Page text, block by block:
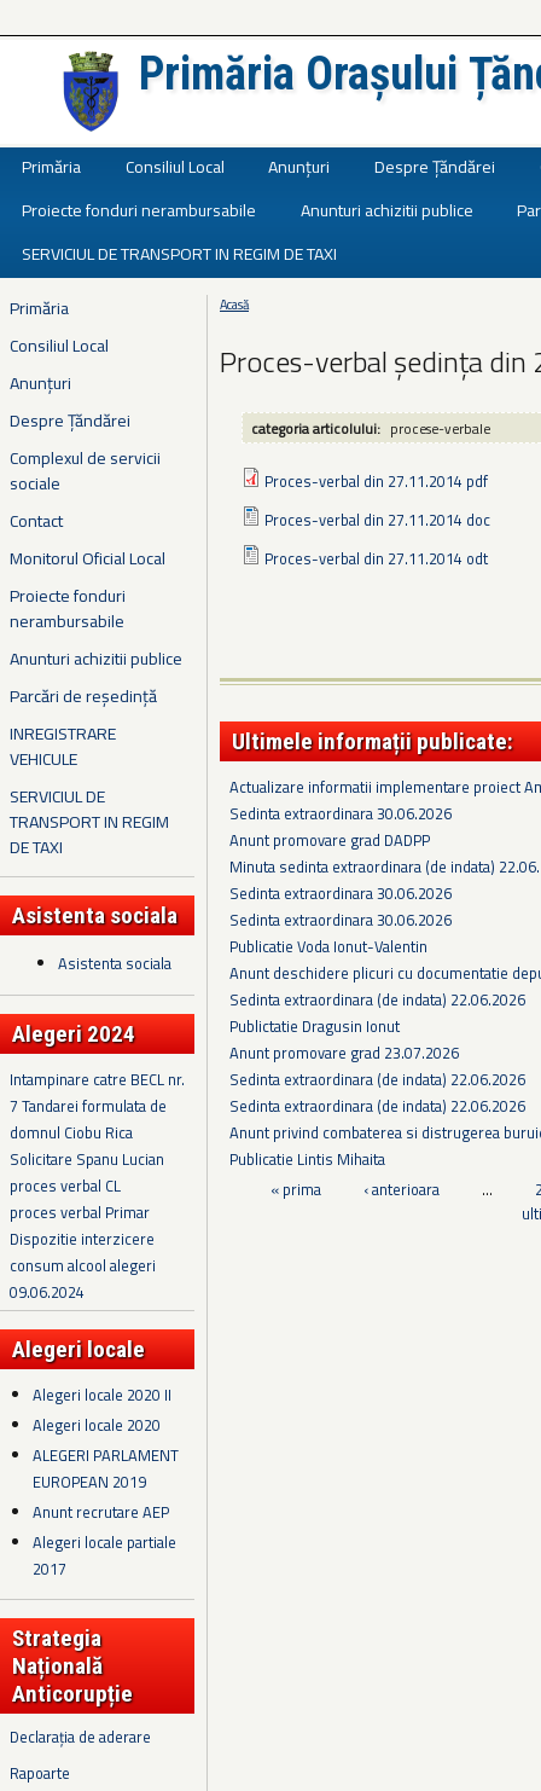
Primăria Orașului
Primăria Consiliul Local Anunțuri Despre Țăndărei
Proiecte fonduri nerambursabile
Anunturi achizitii publice
SERVICIUL DE TRANSPORT IN REGIM DE TAXI
Primăria
Consiliul Local
Anunțuri
Despre Țăndărei
Complexul de servicii
sociale
Contact
Monitorul Oficial Local
Proiecte fonduri
nerambursabile
Anunturi achizitii publice
Parcări de reședință
INREGISTRARE
VEHICULE
SERVICIUL DE
TRANSPORT IN REGIM
DE TAXI
Asistenta sociala
Asistenta sociala
Alegeri 2024
Intampinare catre BECL nr.
7 Tandarei formulata de
domnul Ciobu Rica
Solicitare Spanu Lucian
proces verbal CL
proces verbal Primar
Dispozitie interzicere
consum alcool alegeri
09.06.2024
Alegeri locale
Alegeri locale 2020 II
Alegeri locale 2020
ALEGERI PARLAMENT
EUROPEAN 2019
Anunt recrutare AEP
Alegeri locale partiale
2017
Strategia
Națională
Anticorupție
Declarația de aderare
Rapoarte
Eşti aici
Acasă
Proces-verbal ședința din
categoria articolului: procese-verbale
Proces-verbal din 27.11.2014 pdf
Proces-verbal din 27.11.2014 doc
Proces-verbal din 27.11.2014 odt
Ultimele informații publicate:
Actualizare informatii implementare proiect
Sedinta extraordinara 30.06.2026
Anunt promovare grad DADPP
Minuta sedinta extraordinara (de indata)
Sedinta extraordinara 30.06.2026
Sedinta extraordinara 30.06.2026
Publicatie Voda Ionut-Valentin
Anunt deschidere plicuri cu documentatie
Sedinta extraordinara (de indata) 22.06.2026
Publictatie Dragusin Ionut
Anunt promovare grad 23.07.2026
Sedinta extraordinara (de indata) 22.06.2026
Sedinta extraordinara (de indata) 22.06.2026
Anunt privind combaterea si distrugerea
Publicatie Lintis Mihaita
Pagini
« prima ‹ anterioara …